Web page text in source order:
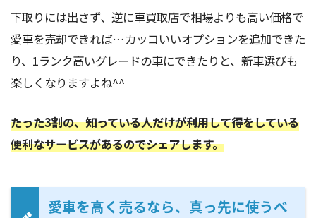
下取りには出さず、逆に車買取店で相場よりも高い価格で
愛車を売却できれば…カッコいいオプションを追加できた
り、1ランク高いグレードの車にできたりと、新車選びも
楽しくなりますよね^^
たった3割の、知っている人だけが利用して得をしている
便利なサービスがあるのでシェアします。
愛車を高く売るなら、真っ先に使うべ